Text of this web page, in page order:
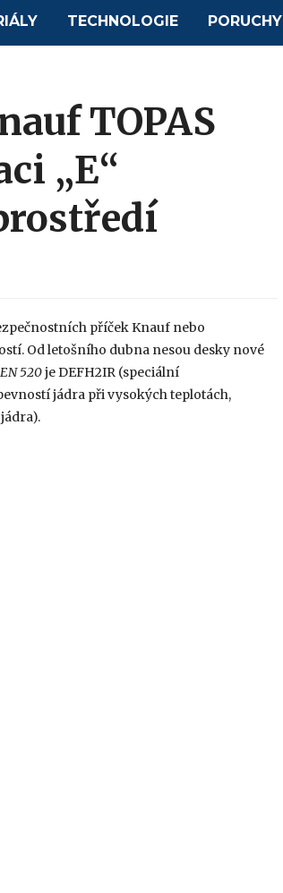
TECHNOLOGIE PORUCHY
TOPAS
„E“
příček Knauf nebo
Od letošního dubna nesou desky nové
520je DEFH2IR (speciální
jádra při vysokých teplotách,